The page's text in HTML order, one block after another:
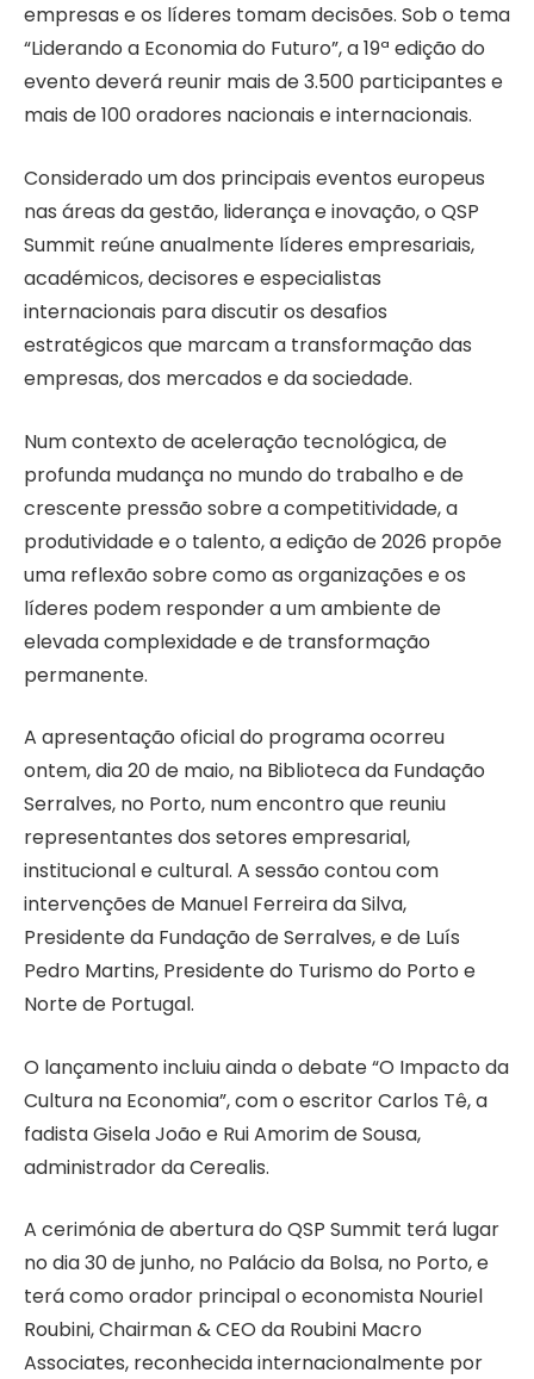
empresas e os líderes tomam decisões. Sob o tema
“Liderando a Economia do Futuro”, a 19ª edição do
evento deverá reunir mais de 3.500 participantes e
mais de 100 oradores nacionais e internacionais.
Considerado um dos principais eventos europeus
nas áreas da gestão, liderança e inovação, o QSP
Summit reúne anualmente líderes empresariais,
académicos, decisores e especialistas
internacionais para discutir os desafios
estratégicos que marcam a transformação das
empresas, dos mercados e da sociedade.
Num contexto de aceleração tecnológica, de
profunda mudança no mundo do trabalho e de
crescente pressão sobre a competitividade, a
produtividade e o talento, a edição de 2026 propõe
uma reflexão sobre como as organizações e os
líderes podem responder a um ambiente de
elevada complexidade e de transformação
permanente.
A apresentação oficial do programa ocorreu
ontem, dia 20 de maio, na Biblioteca da Fundação
Serralves, no Porto, num encontro que reuniu
representantes dos setores empresarial,
institucional e cultural. A sessão contou com
intervenções de Manuel Ferreira da Silva,
Presidente da Fundação de Serralves, e de Luís
Pedro Martins, Presidente do Turismo do Porto e
Norte de Portugal.
O lançamento incluiu ainda o debate “O Impacto da
Cultura na Economia”, com o escritor Carlos Tê, a
fadista Gisela João e Rui Amorim de Sousa,
administrador da Cerealis.
A cerimónia de abertura do QSP Summit terá lugar
no dia 30 de junho, no Palácio da Bolsa, no Porto, e
terá como orador principal o economista Nouriel
Roubini, Chairman & CEO da Roubini Macro
Associates, reconhecida internacionalmente por